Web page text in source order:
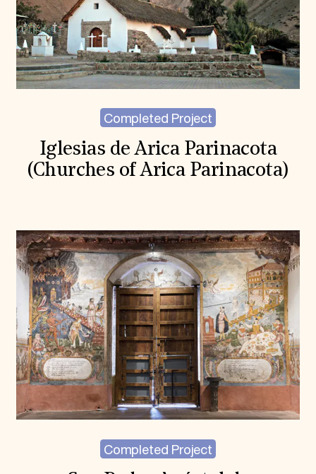
Completed Project
Iglesias de Arica Parinacota
(Churches of Arica Parinacota)
Completed Project